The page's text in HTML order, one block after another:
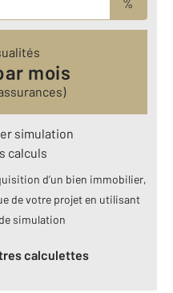
mois
simulation
calculs
d’un bien immobilier,
de votre projet en utilisant
simulation
calculettes